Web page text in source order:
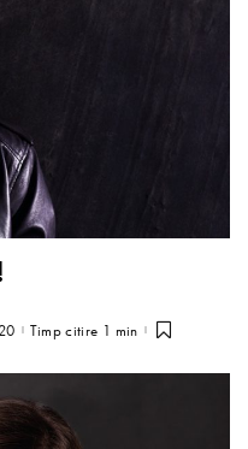
Timp citire 1 min